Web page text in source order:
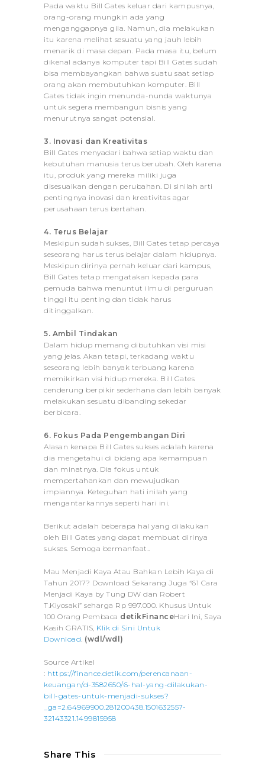
Pada waktu Bill Gates keluar dari kampusnya,
orang-orang mungkin ada yang
menganggapnya gila. Namun, dia melakukan
itu karena melihat sesuatu yang jauh lebih
menarik di masa depan. Pada masa itu, belum
dikenal adanya komputer tapi Bill Gates sudah
bisa membayangkan bahwa suatu saat setiap
orang akan membutuhkan komputer. Bill
Gates tidak ingin menunda-nunda waktunya
untuk segera membangun bisnis yang
menurutnya sangat potensial.
3. Inovasi dan Kreativitas
Bill Gates menyadari bahwa setiap waktu dan
kebutuhan manusia terus berubah. Oleh karena
itu, produk yang mereka miliki juga
disesuaikan dengan perubahan. Di sinilah arti
pentingnya inovasi dan kreativitas agar
perusahaan terus bertahan.
4. Terus Belajar
Meskipun sudah sukses, Bill Gates tetap percaya
seseorang harus terus belajar dalam hidupnya.
Meskipun dirinya pernah keluar dari kampus,
Bill Gates tetap mengatakan kepada para
pemuda bahwa menuntut ilmu di perguruan
tinggi itu penting dan tidak harus
ditinggalkan.
5. Ambil Tindakan
Dalam hidup memang dibutuhkan visi misi
yang jelas. Akan tetapi, terkadang waktu
seseorang lebih banyak terbuang karena
memikirkan visi hidup mereka. Bill Gates
cenderung berpikir sederhana dan lebih banyak
melakukan sesuatu dibanding sekedar
berbicara.
6. Fokus Pada Pengembangan Diri
Alasan kenapa Bill Gates sukses adalah karena
dia mengetahui di bidang apa kemampuan
dan minatnya. Dia fokus untuk
mempertahankan dan mewujudkan
impiannya. Keteguhan hati inilah yang
mengantarkannya seperti hari ini.
Berikut adalah beberapa hal yang dilakukan
oleh Bill Gates yang dapat membuat dirinya
sukses. Semoga bermanfaat..
Mau Menjadi Kaya Atau Bahkan Lebih Kaya di
Tahun 2017? Download Sekarang Juga “61 Cara
Menjadi Kaya by Tung DW dan Robert
T.Kiyosaki” seharga Rp 997.000. Khusus Untuk
100 Orang Pembaca detikFinanceHari Ini, Saya
Kasih GRATIS, Klik di Sini Untuk
Download (wdl/wdl)
Source Artikel
: https://finance.detik.com/perencanaan-
keuangan/d-3582650/6-hal-yang-dilakukan-
bill-gates-untuk-menjadi-sukses?
_ga=2.64969900.281200438.1501632557-
32143321.1499815958
Share This